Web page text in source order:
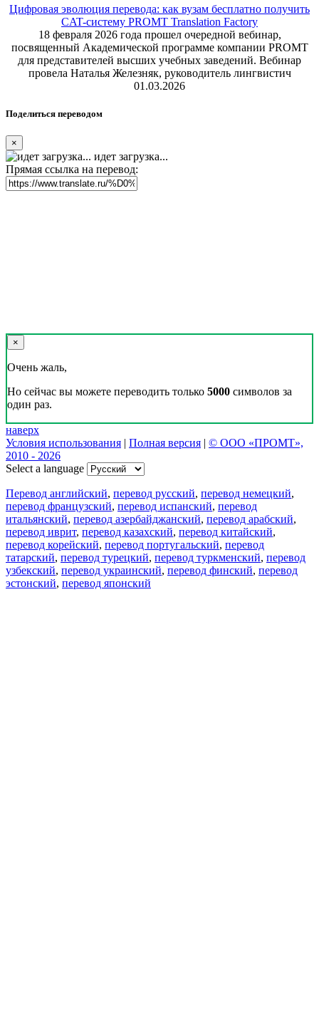
Цифровая эволюция перевода: как вузам бесплатно получить
CAT-систему PROMT Translation Factory
18 февраля 2026 года прошел очередной вебинар,
посвященный Академической программе компании PROMT
для представителей высших учебных заведений. Вебинар
провела Наталья Железняк, руководитель лингвистич
01.03.2026
Поделиться переводом
×
идет загрузка...
Прямая ссылка на перевод:
×
Очень жаль,
Но сейчас вы можете переводить только 5000 символов за
один раз.
наверх
Условия использования | Полная версия | © ООО «ПРОМТ»,
2010 - 2026
Select a language
Перевод английский, перевод русский, перевод немецкий,
перевод французский, перевод испанский, перевод
итальянский, перевод азербайджанский, перевод арабский,
перевод иврит, перевод казахский, перевод китайский,
перевод корейский, перевод португальский, перевод
татарский, перевод турецкий, перевод туркменский, перевод
узбекский, перевод украинский, перевод финский, перевод
эстонский, перевод японский